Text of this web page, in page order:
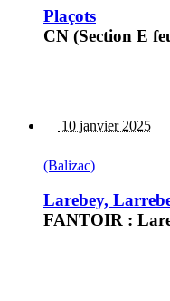
Plaçots
CN (Section E
10 janvier 2025
(Balizac)
Larebey,
FANTOIR :